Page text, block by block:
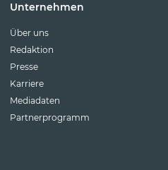
Unternehmen
Über uns
Redaktion
Presse
Karriere
Mediadaten
Partnerprogramm